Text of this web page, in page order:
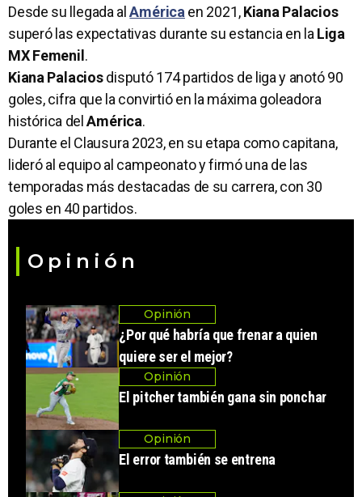
Desde su llegada alAmérica en 2021,Kiana Palacios
superó las expectativas durante su estancia en la Liga
MX Femenil .
Kiana Palaciosdisputó 174 partidos de liga y anotó 90
goles, cifra que la convirtió en la máxima goleadora
histórica delAmérica.
Durante el Clausura 2023, en su etapa como capitana,
lideró al equipo al campeonato y firmó una de las
temporadas más destacadas de su carrera, con 30
goles en 40 partidos.
Opinión
Opinión
¿Por qué habría que frenar a quien
quiere ser el mejor?
Opinión
El pitcher también gana sin ponchar
Opinión
El error también se entrena